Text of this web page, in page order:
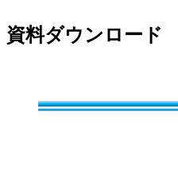
資料ダウンロード